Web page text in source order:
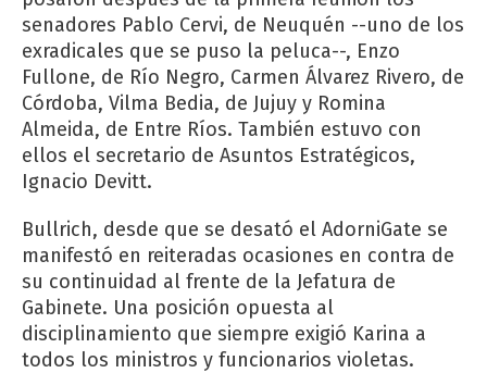
senadores Pablo Cervi, de Neuquén --uno de los
exradicales que se puso la peluca--, Enzo
Fullone, de Río Negro, Carmen Álvarez Rivero, de
Córdoba, Vilma Bedia, de Jujuy y Romina
Almeida, de Entre Ríos. También estuvo con
ellos el secretario de Asuntos Estratégicos,
Ignacio Devitt.
Bullrich, desde que se desató el AdorniGate se
manifestó en reiteradas ocasiones en contra de
su continuidad al frente de la Jefatura de
Gabinete. Una posición opuesta al
disciplinamiento que siempre exigió Karina a
todos los ministros y funcionarios violetas.